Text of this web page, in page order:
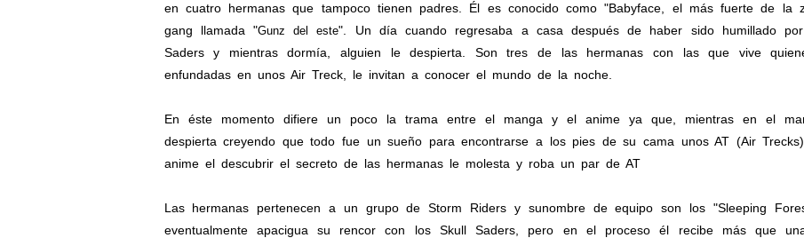
en cuatro hermanas que tampoco tienen padres. Él es conocido como "Babyface, el más fuerte de
gang llamada "Gunz del este". Un día cuando regresaba a casa después de haber sido humillado
Saders y mientras dormía, alguien le despierta. Son tres de las hermanas con las que vive
enfundadas en unos Air Treck, le invitan a conocer el mundo de la noche.
En éste momento difiere un poco la trama entre el manga y el anime ya que, mientras en el
despierta creyendo que todo fue un sueño para encontrarse a los pies de su cama unos AT (Air
anime el descubrir el secreto de las hermanas le molesta y roba un par de AT
Las hermanas pertenecen a un grupo de Storm Riders y sunombre de equipo son los "Sleeping
eventualmente apacigua su rencor con los Skull Saders, pero en el proceso él recibe más que